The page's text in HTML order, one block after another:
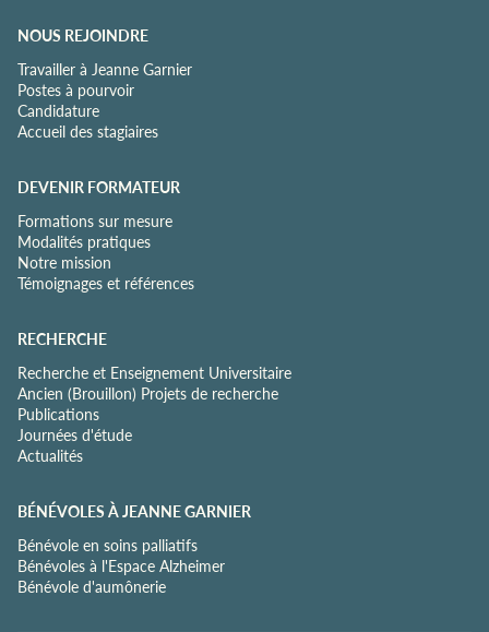
NOUS REJOINDRE
Travailler à Jeanne Garnier
Postes à pourvoir
Candidature
Accueil des stagiaires
DEVENIR FORMATEUR
Formations sur mesure
Modalités pratiques
Notre mission
Témoignages et références
RECHERCHE
Recherche et Enseignement Universitaire
Ancien (Brouillon) Projets de recherche
Publications
Journées d'étude
Actualités
BÉNÉVOLES À JEANNE GARNIER
Bénévole en soins palliatifs
Bénévoles à l'Espace Alzheimer
Bénévole d'aumônerie